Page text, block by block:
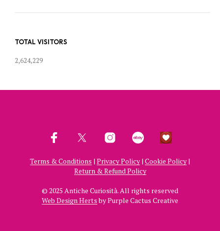
TOTAL VISITORS
2,624,229
Terms & Conditions | Privacy Policy | Cookie Policy |
Return & Refund Policy
© 2025 Antiche Curiosità. All rights reserved
Web Design Hertsby Purple Cactus Creative